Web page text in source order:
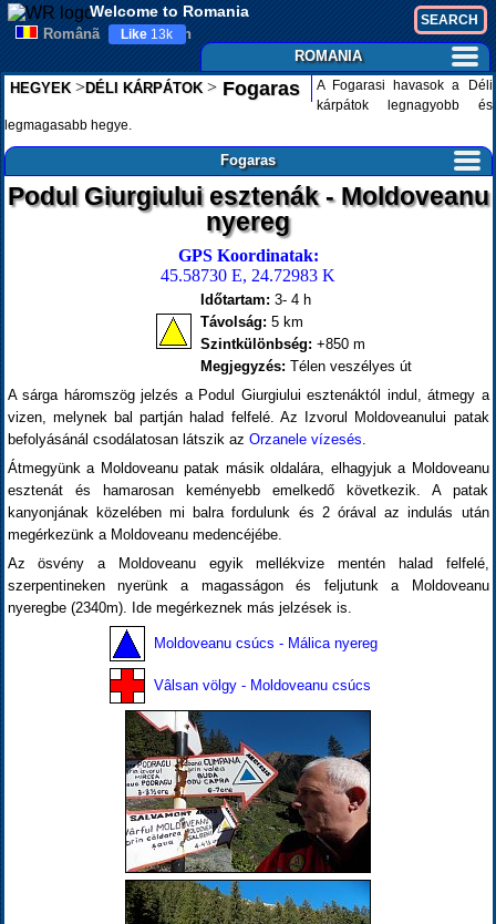
Welcome to Romania
Românã English
Like 13k
ROMANIA
HEGYEK>DÉLI KÁRPÁTOK>Fogaras
A Fogarasi havasok a Déli
kárpátok legnagyobb és
legmagasabb hegye.
Fogaras
Podul Giurgiului esztenák - Moldoveanu
nyereg
GPS Koordinatak:
45.58730 E, 24.72983 K
Időtartam: 3- 4 h
Távolság: 5 km
Szintkülönbség: +850 m
Megjegyzés: Télen veszélyes út
A sárga háromszög jelzés a Podul Giurgiului esztenáktól indul, átmegy a
vizen, melynek bal partján halad felfelé. Az Izvorul Moldoveanului patak
befolyásánál csodálatosan látszik az Orzanele vízesés.
Átmegyünk a Moldoveanu patak másik oldalára, elhagyjuk a Moldoveanu
esztenát és hamarosan keményebb emelkedő következik. A patak
kanyonjának közelében mi balra fordulunk és 2 órával az indulás után
megérkezünk a Moldoveanu medencéjébe.
Az ösvény a Moldoveanu egyik mellékvize mentén halad felfelé,
szerpentineken nyerünk a magasságon és feljutunk a Moldoveanu
nyeregbe (2340m). Ide megérkeznek más jelzések is.
Moldoveanu csúcs - Málica nyereg
Vâlsan völgy - Moldoveanu csúcs